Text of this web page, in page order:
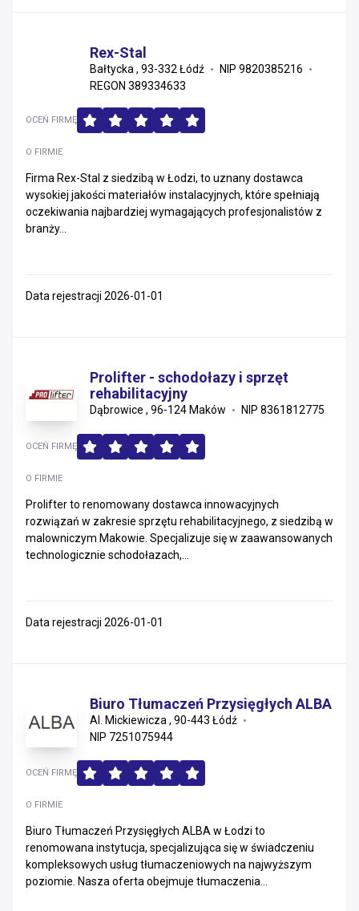
Rex-Stal
Bałtycka , 93-332 Łódź
NIP 9820385216
REGON 389334633
O FIRMIE
Firma Rex-Stal z siedzibą w Łodzi, to uznany dostawca
wysokiej jakości materiałów instalacyjnych, które spełniają
oczekiwania najbardziej wymagających profesjonalistów z
branży...
OCEŃ FIRMĘ
Data rejestracji 2026-01-01
Prolifter - schodołazy i sprzęt
rehabilitacyjny
Dąbrowice , 96-124 Maków NIP 8361812775
O FIRMIE
Prolifter to renomowany dostawca innowacyjnych
rozwiązań w zakresie sprzętu rehabilitacyjnego, z siedzibą w
malowniczym Makowie. Specjalizuje się w zaawansowanych
technologicznie schodołazach,...
OCEŃ FIRMĘ
Data rejestracji 2026-01-01
Biuro Tłumaczeń Przysięgłych ALBA
Al. Mickiewicza , 90-443 Łódź
NIP 7251075944
O FIRMIE
Biuro Tłumaczeń Przysięgłych ALBA w Łodzi to
renomowana instytucja, specjalizująca się w świadczeniu
kompleksowych usług tłumaczeniowych na najwyższym
poziomie. Nasza oferta obejmuje tłumaczenia...
OCEŃ FIRMĘ